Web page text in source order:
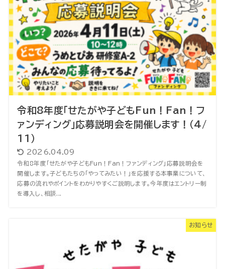
令和8年度「せたがや子どもFun！Fan！フ
ァンディング」応募説明会を開催します！（4/
11）
2026.04.09
令和8年度「せたがや子どもFun！Fan！ファンディング」応募説明会を
開催します。子どもたちの「やってみたい！」を応援する本事業について、
応募の流れやポイントをわかりやすくご説明します。今年度はエントリー制
を導入し、相談...
お知らせ